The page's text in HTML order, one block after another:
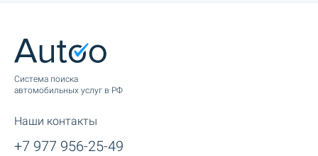
Cистема поиска
автомобильных услуг в РФ
Наши контакты
+7 977 956-25-49